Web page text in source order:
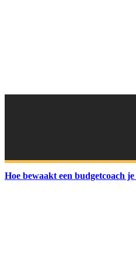
Hoe bewaakt een budgetcoach